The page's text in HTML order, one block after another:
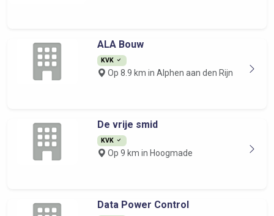
ALA Bouw
KVK
Op 8.9 km in Alphen aan den Rijn
De vrije smid
KVK
Op 9 km in Hoogmade
Data Power Control